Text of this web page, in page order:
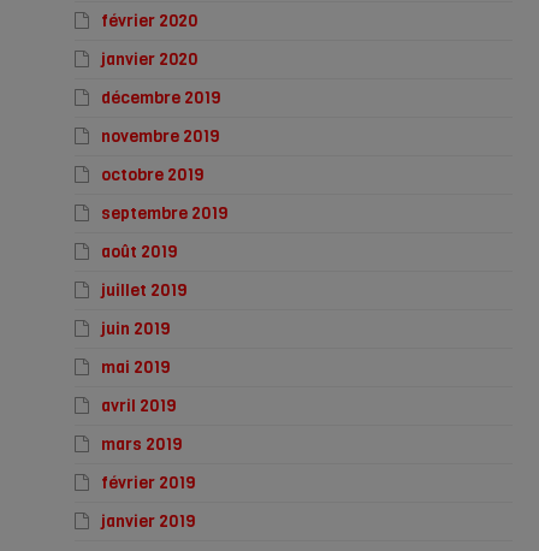
février 2020
janvier 2020
décembre 2019
novembre 2019
octobre 2019
septembre 2019
août 2019
juillet 2019
juin 2019
mai 2019
avril 2019
mars 2019
février 2019
janvier 2019